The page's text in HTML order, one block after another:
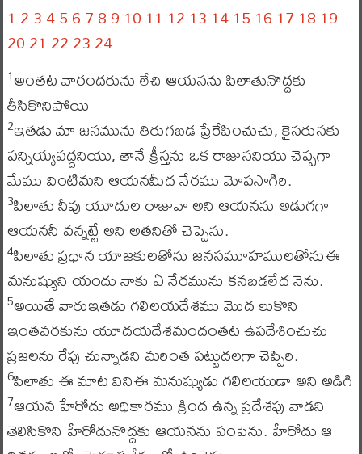
1 23456789 10 11 12 13 1415 16 17 18 19
2021 222324
1అంతట వారందరును లేచి ఆయనను పిలాతునొద్దకు
తీసికొనిపోయి
2ఇతడు మా జనమును తిరుగబడ ప్రేరేపించుచు, కైసరునకు
పన్నియ్యవద్దనియు, తానే క్రీస్తను ఒక రాజుననియు చెప్పగా
మేము వింటిమని ఆయనమీద నేరము మోపసాగిరి.
3పిలాతు నీవు యూదుల రాజువా అని ఆయనను అడుగగా
ఆయననీ వన్నట్టే అని అతనితో చెప్పెను.
4పిలాతు ప్రధాన యాజకులతోను జనసమూహములతోనుఈ
మనుష్యుని యందు నాకు ఏ నేరమును కనబడలేద నెను.
5అయితే వారుఇతడు గలిలయదేశము మొద లుకొని
ఇంతవరకును యూదయదేశమందంతట ఉపదేశించుచు
ప్రజలను రేపు చున్నాడని మరింత పట్టుదలగా చెప్పిరి.
6పిలాతు ఈ మాట వినిఈ మనుష్యుడు గలిలయుడా అని అడిగి
7ఆయన హేరోదు అధికారము క్రింద ఉన్న ప్రదేశపు వాడని
తెలిసికొని హేరోదునొద్దకు ఆయనను పంపెను. హేరోదు ఆ